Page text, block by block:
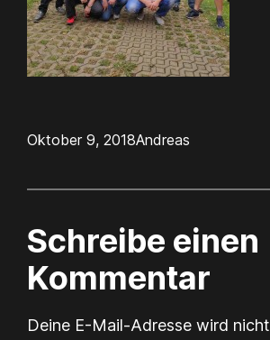
Oktober 9, 2018Andreas
Schreibe einen
Kommentar
Deine E-Mail-Adresse wird nicht